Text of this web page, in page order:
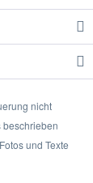
nicht
beschrieben
und Texte